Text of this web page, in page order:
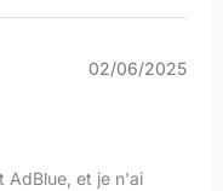
02/06/2025
AdBlue, et je n'ai